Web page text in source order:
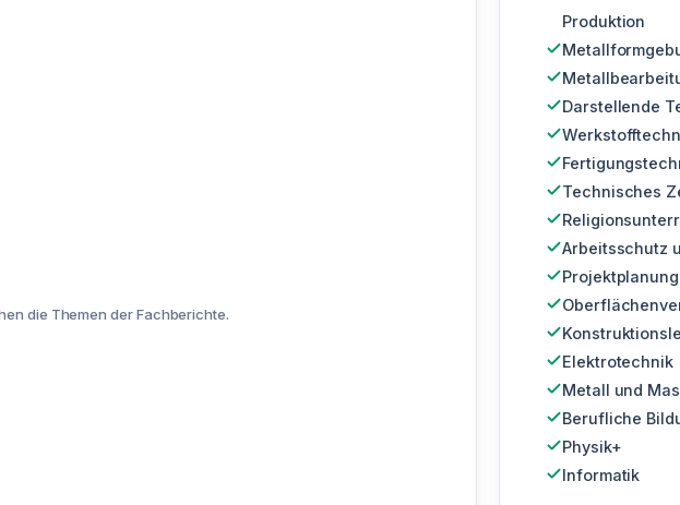
die Themen der Fachberichte.
Produktion
Darstellende
Technisches
Arbeitsschutz
Elektrotechnik
Metall und
Berufliche
Physik+
Informatik